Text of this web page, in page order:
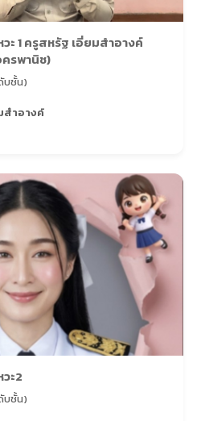
ะ 1 ครูสหรัฐ เอี่ยมสำอางค์
ครพานิช)
บชั้น)
สำอางค์
ะ2
บชั้น)